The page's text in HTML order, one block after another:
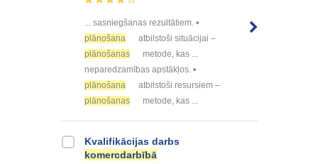
... sasniegšanas rezultātiem. •
plānošana
atbilstoši situācijai –
plānošanas
metode, kas ...
neparedzamības apstākļos. •
plānošana
atbilstoši resursiem –
plānošanas
metode, kas ...
Kvalifikācijas darbs
komercdarbībā